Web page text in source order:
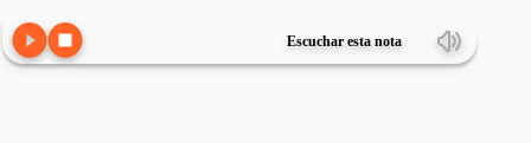
Escuchar esta nota